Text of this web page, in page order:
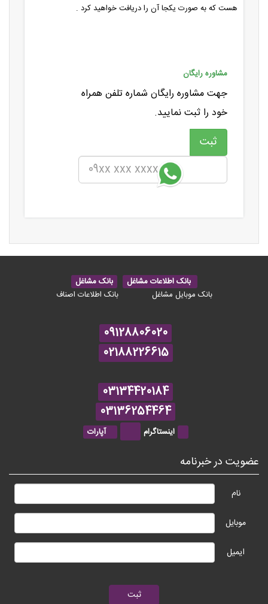
هست که به صورت یکجا آن را دریافت خواهید کرد .
مشاوره رایگان
جهت مشاوره رایگان شماره تلفن همراه
خود را ثبت نمایید.
بانک اطلاعات مشاغل
بانک مشاغل
بانک موبایل مشاغل
بانک اطلاعات اصناف
09128806020
02188226615
03134420184
03136254464
اینستاگرام آپارات
عضویت در خبرنامه
نام
موبایل
ایمیل